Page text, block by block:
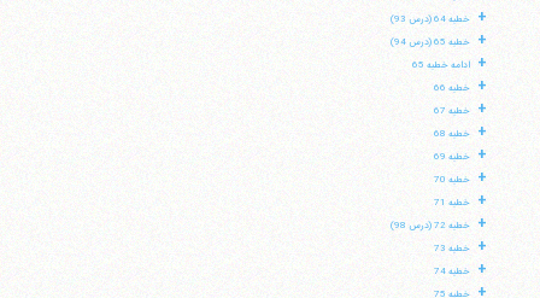
+ خطبه 64 (درس 93)
+ خطبه 65 (درس 94)
+ ادامه خطبه 65
+ خطبه 66
+ خطبه 67
+ خطبه 68
+ خطبه 69
+ خطبه 70
+ خطبه 71
+ خطبه 72 (درس 98)
+ خطبه 73
+ خطبه 74
+ خطبه 75